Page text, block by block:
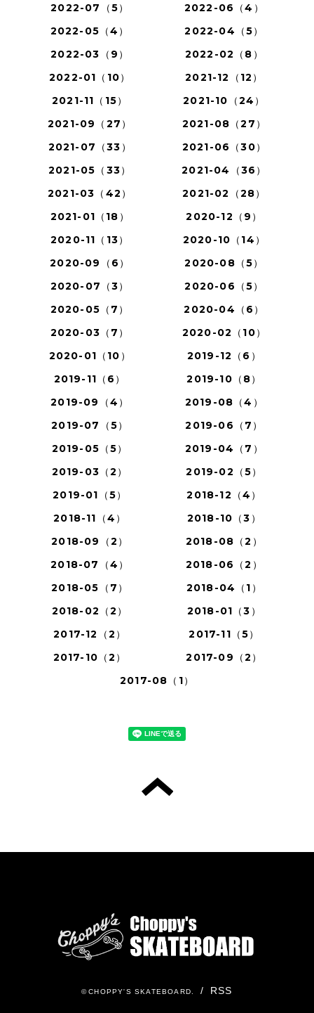
2022-07（5）
2022-06（4）
2022-05（4）
2022-04（5）
2022-03（9）
2022-02（8）
2022-01（10）
2021-12（12）
2021-11（15）
2021-10（24）
2021-09（27）
2021-08（27）
2021-07（33）
2021-06（30）
2021-05（33）
2021-04（36）
2021-03（42）
2021-02（28）
2021-01（18）
2020-12（9）
2020-11（13）
2020-10（14）
2020-09（6）
2020-08（5）
2020-07（3）
2020-06（5）
2020-05（7）
2020-04（6）
2020-03（7）
2020-02（10）
2020-01（10）
2019-12（6）
2019-11（6）
2019-10（8）
2019-09（4）
2019-08（4）
2019-07（5）
2019-06（7）
2019-05（5）
2019-04（7）
2019-03（2）
2019-02（5）
2019-01（5）
2018-12（4）
2018-11（4）
2018-10（3）
2018-09（2）
2018-08（2）
2018-07（4）
2018-06（2）
2018-05（7）
2018-04（1）
2018-02（2）
2018-01（3）
2017-12（2）
2017-11（5）
2017-10（2）
2017-09（2）
2017-08（1）
©CHOPPY'S SKATEBOARD. / RSS